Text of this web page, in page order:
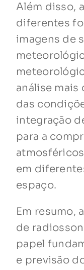
Além disso,
diferentes
imagens de
análise mais
das
integração
para a
em
espaço.
Em resumo,
de
papel
e previsão